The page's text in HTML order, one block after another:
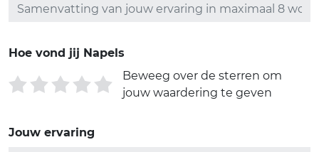
Hoe vond jij Napels
Beweeg over de sterren om
jouw waardering te geven
Jouw ervaring